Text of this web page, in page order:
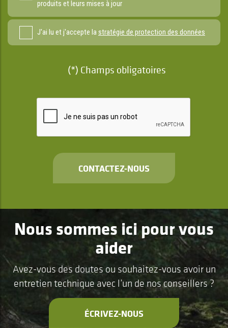
produits et leurs mises à jour
J'ai lu et j'accepte lastratégie de protection des données
(*) Champs obligatoires
CONTACTEZ-NOUS
Nous sommes ici pour vous
aider
Avez-vous des doutes ou souhaitez-vous avoir un
entretien technique avec l’un de nos conseillers ?
ÉCRIVEZ-NOUS